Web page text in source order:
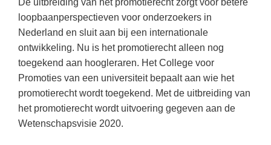
Juli 2026
Juni 2026
Mei 2026
April 2026
DGM in de klas
Economie(18)
VACATURES PER PLAATS
Amsterdam
Rotterdam(68)
Almere (49)
Utrecht (47)
Filosofie
Frans
Fries (Frysk)
Geschiedenis
Handelswetenschappen
Informatica
Maak uw leerlingen mediawijs!
Rekentuin: altijd en overal rekenen oefenen
op je eigen niveau
Taalzee: adaptief oefenen en toetsen
Theater als middel voor het aanleren van
sociale vaardigheden
Lesmateriaal gebaseerd op
(hersen)onderzoek
De uitbreiding van het promotierecht zorgt voor betere
loopbaanperspectieven voor onderzoekers in
Nederland en sluit aan bij een internationale
ontwikkeling. Nu is het promotierecht alleen nog
toegekend aan hoogleraren. Het College voor
Promoties van een universiteit bepaalt aan wie het
promotierecht wordt toegekend. Met de uitbreiding van
het promotierecht wordt uitvoering gegeven aan de
Wetenschapsvisie 2020.